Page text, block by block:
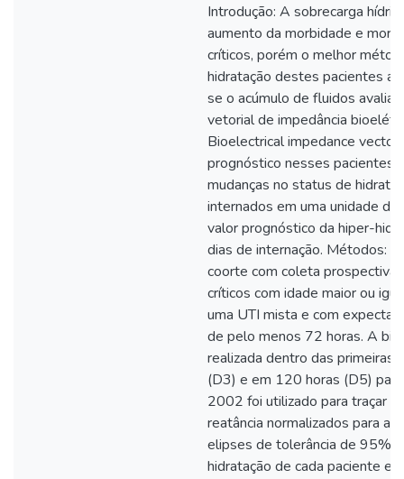
Introdução: A sobrecarga
aumento da morbidade e
críticos, porém o melhor
hidratação destes pacientes
se o acúmulo de fluidos
vetorial de impedância
Bioelectrical impedance
prognóstico nesses pacientes.
mudanças no status de
internados em uma unidade
valor prognóstico da hiper-
dias de internação. Métodos:
coorte com coleta prospectiva
críticos com idade maior ou
uma UTI mista e com
de pelo menos 72 horas. A
realizada dentro das primeiras
(D3) e em 120 horas (D5)
2002 foi utilizado para traçar
reatância normalizados para a
elipses de tolerância de 95%
hidratação de cada paciente